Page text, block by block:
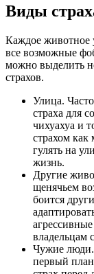
Виды
Каждое животное
все возможные
можно выделить
страхов.
Улица.
страха для
чихуахуа и
страхом как
гулять на
жизнь.
Другие
щенячьем
боится
владельцам
Чужие люди.
первый